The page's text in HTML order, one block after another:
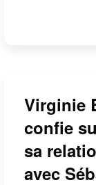
Virginie
confie
sa
avec